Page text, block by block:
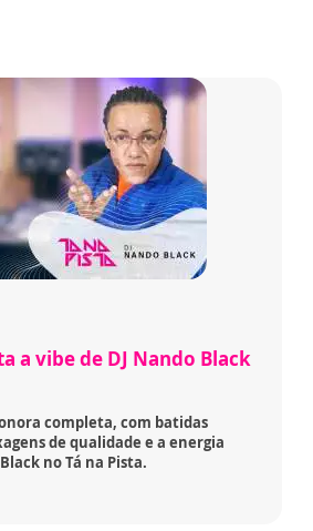
a vibe de DJ Nando Black
completa, com batidas
de qualidade e a energia
no Tá na Pista.